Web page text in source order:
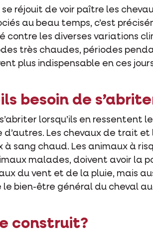
réjouit de voir paître les
au beau temps, c’est
contre les diverses variations
très chaudes, périodes
plus indispensable en ces
besoin de
lorsqu’ils en ressentent
Les chevaux de trait
à sang chaud. Les animaux à
malades, doivent avoir la
du vent et de la pluie, mais
bien-être général du cheval
construit?